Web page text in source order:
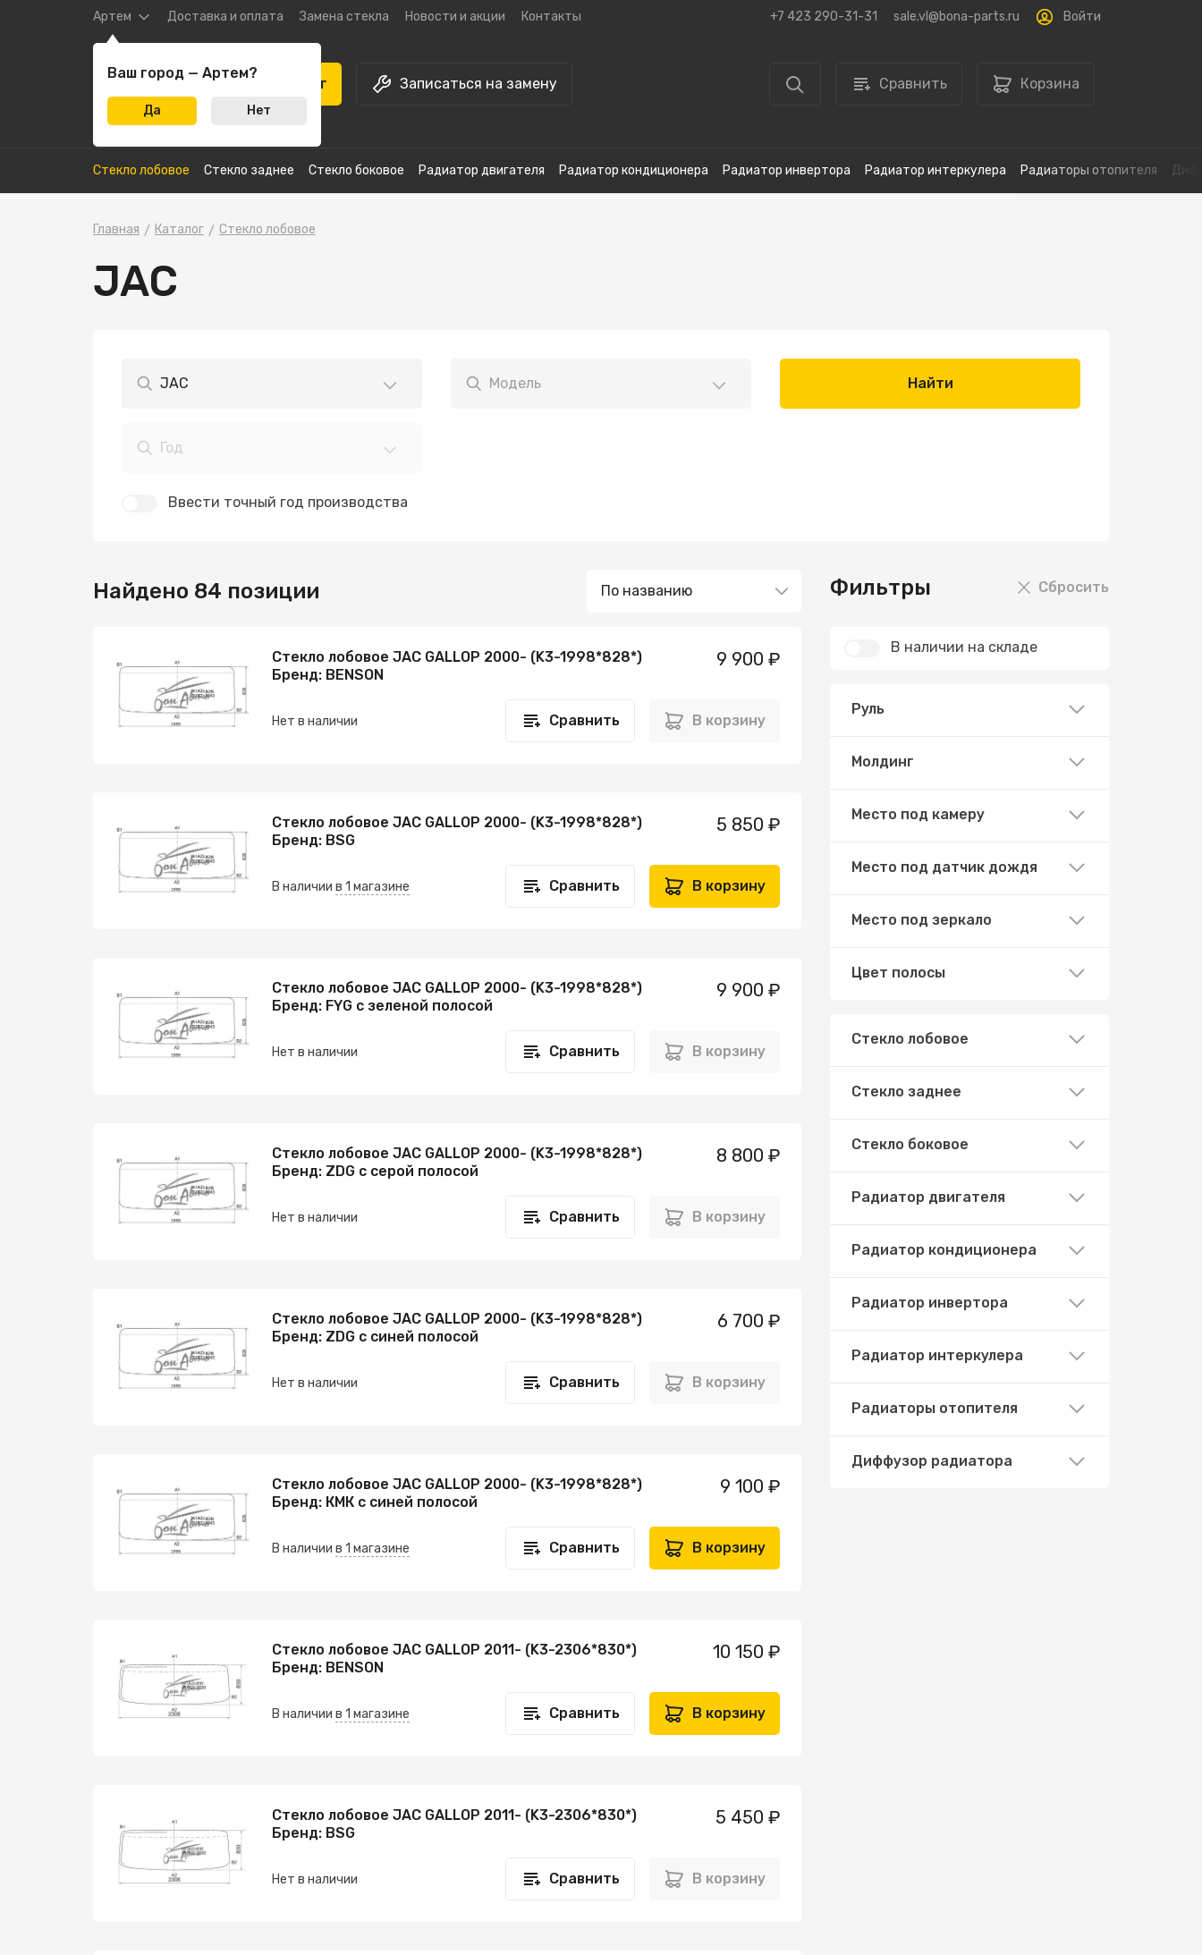
Артем Доставка и оплата Замена стекла Новости и акции Контакты +7 423 290-31-31 sale.vl@bona-parts.ru Войти
Каталог Записаться на замену Сравнить Корзина
Ваш город — Артем?
Да Нет
Стекло лобовое Стекло заднее Стекло боковое Радиатор двигателя Радиатор кондиционера Радиатор инвертора Радиатор интеркулера Радиаторы отопителя
Главная Каталог Стекло лобовое
JAC
JAC Модель
Год
Найти
Ввести точный год производства
Найдено 84 позиции
Стекло лобовое JAC GALLOP 2000- (K3-1998*828*)
Бренд: BENSON
9 900 ₽
Нет в наличии Сравнить В корзину
Стекло лобовое JAC GALLOP 2000- (K3-1998*828*)
Бренд: BSG
5 850 ₽
В наличии в 1 магазине Сравнить В корзину
Стекло лобовое JAC GALLOP 2000- (K3-1998*828*)
Бренд: FYG с зеленой полосой
9 900 ₽
Нет в наличии Сравнить В корзину
Стекло лобовое JAC GALLOP 2000- (K3-1998*828*)
Бренд: ZDG с серой полосой
8 800 ₽
Нет в наличии Сравнить В корзину
Стекло лобовое JAC GALLOP 2000- (K3-1998*828*)
Бренд: ZDG с синей полосой
6 700 ₽
Нет в наличии Сравнить В корзину
Стекло лобовое JAC GALLOP 2000- (K3-1998*828*)
Бренд: КМК с синей полосой
9 100 ₽
В наличии в 1 магазине Сравнить В корзину
Стекло лобовое JAC GALLOP 2011- (K3-2306*830*)
Бренд: BENSON
10 150 ₽
В наличии в 1 магазине Сравнить В корзину
Стекло лобовое JAC GALLOP 2011- (K3-2306*830*)
Бренд: BSG
5 450 ₽
Нет в наличии Сравнить В корзину
Фильтры Сбросить
В наличии на складе
Руль
Молдинг
Место под камеру
Место под датчик дождя
Место под зеркало
Цвет полосы
Стекло лобовое
Стекло заднее
Стекло боковое
Радиатор двигателя
Радиатор кондиционера
Радиатор инвертора
Радиатор интеркулера
Радиаторы отопителя
Диффузор радиатора